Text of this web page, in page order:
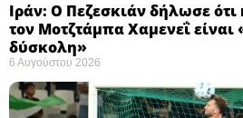
Ιράν: Ο Πεζεσκιάν δήλωσε
τον Μοτζτάμπα Χαμενεΐ
δύσκολη» ​
6 Αυγούστου 2026